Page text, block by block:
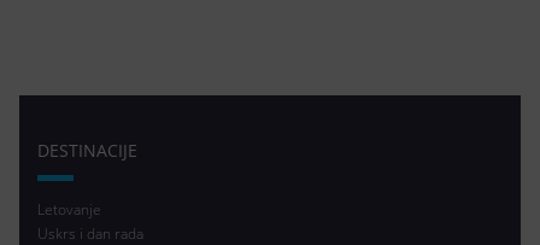
DESTINACIJE
Letovanje
Uskrs i dan rada